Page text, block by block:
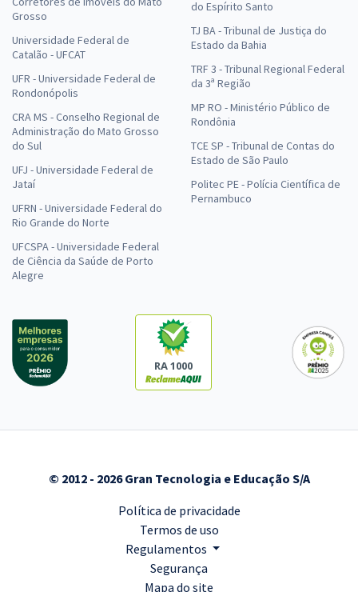
Grosso
Universidade Federal de
Catalão - UFCAT
UFR - Universidade Federal de
Rondonópolis
CRA MS - Conselho Regional de
Administração do Mato Grosso
do Sul
UFJ - Universidade Federal de
Jataí
UFRN - Universidade Federal do
Rio Grande do Norte
UFCSPA - Universidade Federal
de Ciência da Saúde de Porto
Alegre
do Espírito Santo
TJ BA - Tribunal de Justiça do
Estado da Bahia
TRF 3 - Tribunal Regional Federal
da 3ª Região
MP RO - Ministério Público de
Rondônia
TCE SP - Tribunal de Contas do
Estado de São Paulo
Politec PE - Polícia Científica de
Pernambuco
RA 1000
© 2012 - 2026 Gran Tecnologia e Educação S/A
Política de privacidade
Termos de uso
Regulamentos
Segurança
Mapa do site